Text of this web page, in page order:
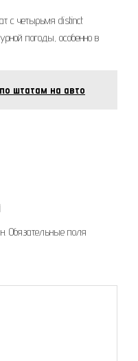
с четырьмя distinct
погоды, особенно в
штатам на авто
Обязательные поля